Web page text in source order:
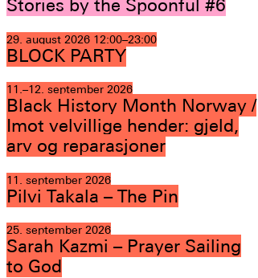
Stories by the Spoonful #6
29. august 2026 12:00–23:00
BLOCK PARTY
11.–12. september 2026
Black History Month Norway /
Imot velvillige hender: gjeld,
arv og reparasjoner
11. september 2026
Pilvi Takala – The Pin
25. september 2026
Sarah Kazmi – Prayer Sailing
to God